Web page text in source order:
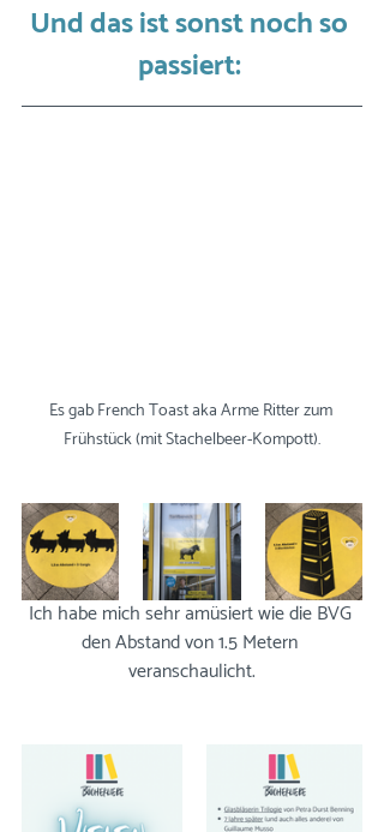
Und das ist sonst noch so
passiert:
Es gab French Toast aka Arme Ritter zum
Frühstück (mit Stachelbeer-Kompott).
Ich habe mich sehr amüsiert wie die BVG
den Abstand von 1.5 Metern
veranschaulicht.